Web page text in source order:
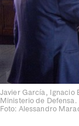
Javier García, Ignacio
Ministerio de Defensa.
Foto: Alessandro